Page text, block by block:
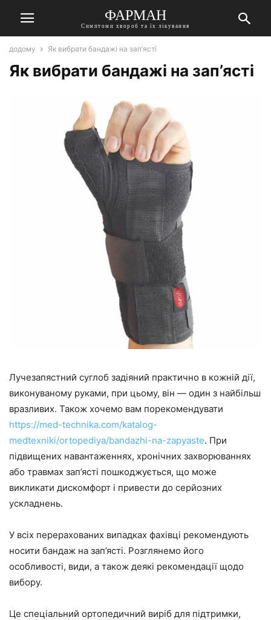
ФАРМАН
Симптоми хвороб та їх лікування
додому Як вибрати бандажі на зап’ясті
Як вибрати бандажі на зап’ясті
Лучезапястний суглоб задіяний практично в кожній дії,
виконуваному руками, при цьому, він — один з найбільш
вразливих. Також хочемо вам порекомендувати
https://med-technika.com/katalog-
medtexniki/ortopediya/bandazhi-na-zapyaste. При
підвищених навантаженнях, хронічних захворюваннях
або травмах зап’ясті пошкоджується, що може
викликати дискомфорт і привести до серйозних
ускладнень.
У всіх перерахованих випадках фахівці рекомендують
носити бандаж на зап’ясті. Розглянемо його
особливості, види, а також деякі рекомендації щодо
вибору.
Це спеціальний ортопедичний виріб для підтримки,